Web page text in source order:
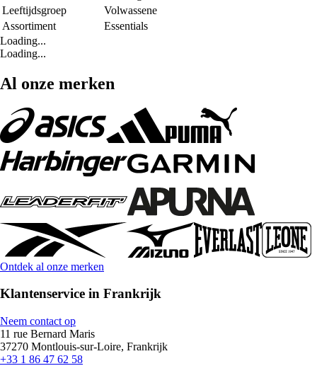
Leeftijdsgroep
Volwassene
Assortiment
Essentials
Loading...
Loading...
Al onze merken
Ontdek al onze merken
Klantenservice in Frankrijk
Neem contact op
11 rue Bernard Maris
37270 Montlouis-sur-Loire, Frankrijk
+33 1 86 47 62 58